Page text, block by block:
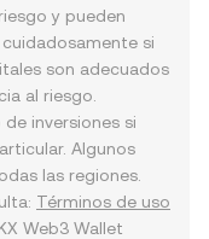
y pueden
si
son adecuados
al riesgo.
inversiones si
Algunos
las regiones.
Términos de uso
Web3 Wallet